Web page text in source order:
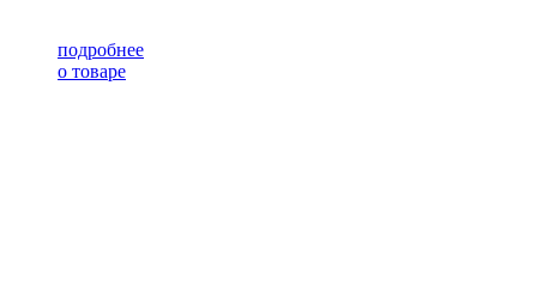
подробнее
о товаре